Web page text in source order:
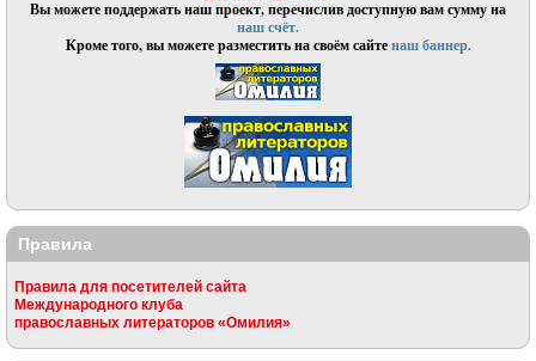
Вы можете поддержать наш проект, перечислив доступную вам сумму на
наш счёт.
Кроме того, вы можете разместить на своём сайтенаш баннер.
Правила
Правила для посетителей сайта
Международного клуба
православных литераторов «Омилия»